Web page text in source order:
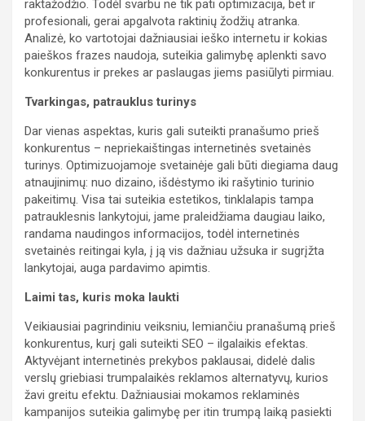
raktažodžio. Todėl svarbu ne tik pati optimizacija, bet ir
profesionali, gerai apgalvota raktinių žodžių atranka.
Analizė, ko vartotojai dažniausiai ieško internetu ir kokias
paieškos frazes naudoja, suteikia galimybę aplenkti savo
konkurentus ir prekes ar paslaugas jiems pasiūlyti pirmiau.
Tvarkingas, patrauklus turinys
Dar vienas aspektas, kuris gali suteikti pranašumo prieš
konkurentus – nepriekaištingas internetinės svetainės
turinys. Optimizuojamoje svetainėje gali būti diegiama daug
atnaujinimų: nuo dizaino, išdėstymo iki rašytinio turinio
pakeitimų. Visa tai suteikia estetikos, tinklalapis tampa
patrauklesnis lankytojui, jame praleidžiama daugiau laiko,
randama naudingos informacijos, todėl internetinės
svetainės reitingai kyla, į ją vis dažniau užsuka ir sugrįžta
lankytojai, auga pardavimo apimtis.
Laimi tas, kuris moka laukti
Veikiausiai pagrindiniu veiksniu, lemiančiu pranašumą prieš
konkurentus, kurį gali suteikti SEO – ilgalaikis efektas.
Aktyvėjant internetinės prekybos paklausai, didelė dalis
verslų griebiasi trumpalaikės reklamos alternatyvų, kurios
žavi greitu efektu. Dažniausiai mokamos reklaminės
kampanijos suteikia galimybę per itin trumpą laiką pasiekti